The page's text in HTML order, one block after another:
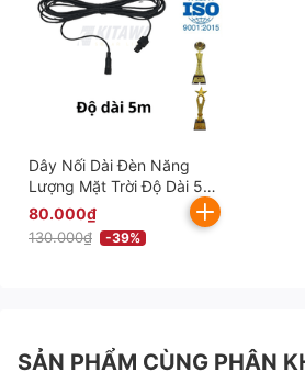
Dây Nối Dài Đèn Năng
Lượng Mặt Trời Độ Dài 5m
(2x0,75mm²) DN5M-0,75
80.000₫
130.000₫ -39%
SẢN PHẨM CÙNG PHÂN